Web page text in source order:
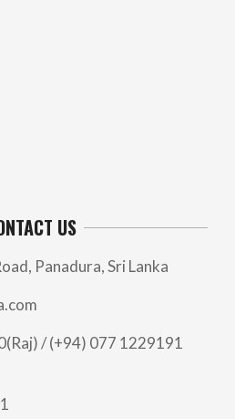
US
Panadura, Sri Lanka
/ (+94) 077 1229191